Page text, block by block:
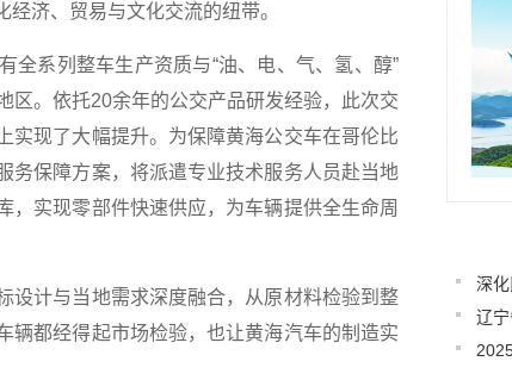
济、贸易与文化交流的纽带。
系列整车生产资质与“油、电、气、氢、醇”
区。依托20余年的公交产品研发经验，此次交
实现了大幅提升。为保障黄海公交车在哥伦比
务保障方案，将派遣专业技术服务人员赴当地
实现零部件快速供应，为车辆提供全生命周
计与当地需求深度融合，从原材料检验到整
辆都经得起市场检验，也让黄海汽车的制造实
深
辽